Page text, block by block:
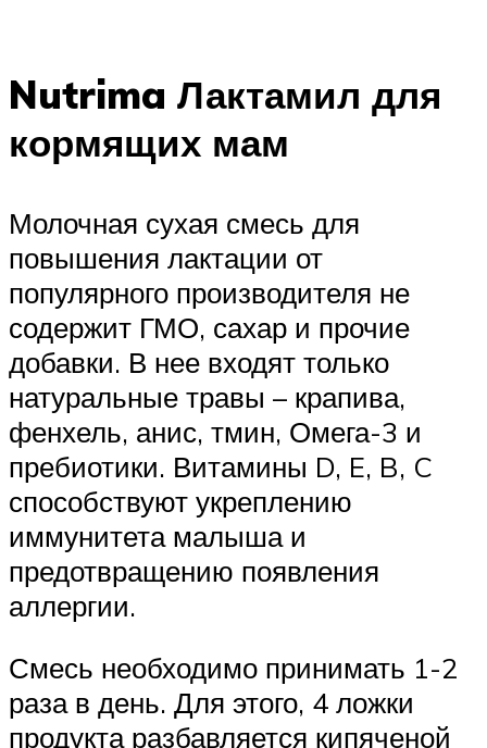
Nutrima Лактамил для
кормящих мам
Молочная сухая смесь для
повышения лактации от
популярного производителя не
содержит ГМО, сахар и прочие
добавки. В нее входят только
натуральные травы – крапива,
фенхель, анис, тмин, Омега-3 и
пребиотики. Витамины D, E, B, C
способствуют укреплению
иммунитета малыша и
предотвращению появления
аллергии.
Смесь необходимо принимать 1-2
раза в день. Для этого, 4 ложки
продукта разбавляется кипяченой